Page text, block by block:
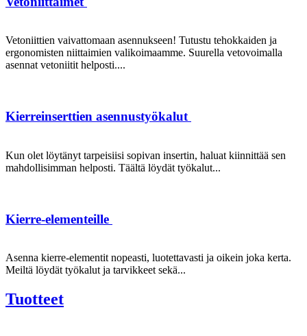
Vetoniittien vaivattomaan asennukseen! Tutustu tehokkaiden ja
ergonomisten niittaimien valikoimaamme. Suurella vetovoimalla
asennat vetoniitit helposti....
Kierreinserttien asennustyökalut
Kun olet löytänyt tarpeisiisi sopivan insertin, haluat kiinnittää sen
mahdollisimman helposti. Täältä löydät työkalut...
Kierre-elementeille
Asenna kierre-elementit nopeasti, luotettavasti ja oikein joka kerta.
Meiltä löydät työkalut ja tarvikkeet sekä...
Tuotteet